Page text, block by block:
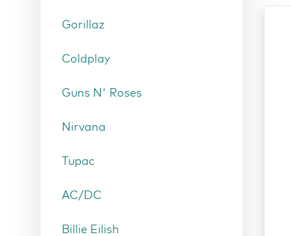
Gorillaz
Coldplay
Guns N' Roses
Nirvana
Tupac
AC/DC
Billie Eilish